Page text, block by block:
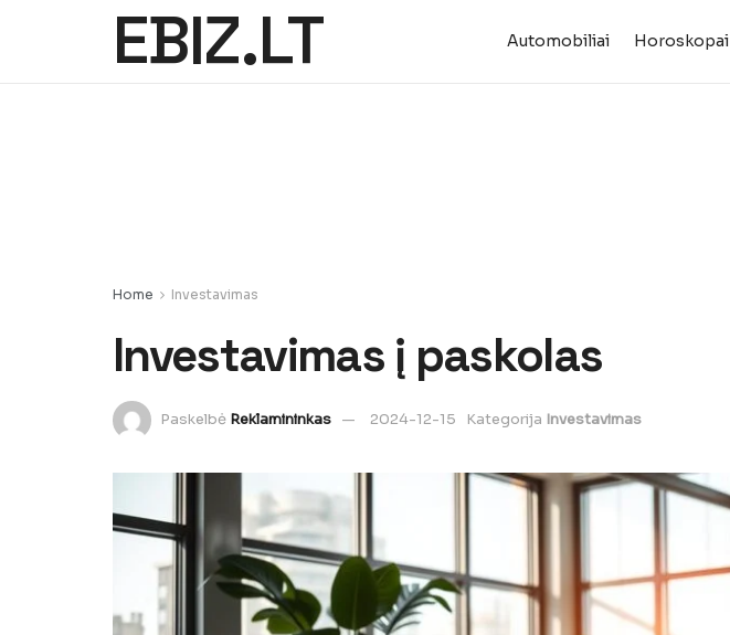
EBIZ.LT Automobiliai Horoskopai
Home Investavimas
Investavimas į paskolas
Paskelbė Reklamininkas 2024-12-15 Kategorija Investavimas